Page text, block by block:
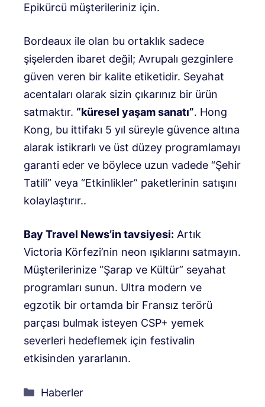
Epikürcü müşterileriniz için.
Bordeaux ile olan bu ortaklık sadece
şişelerden ibaret değil; Avrupalı ​​gezginlere
güven veren bir kalite etiketidir. Seyahat
acentaları olarak sizin çıkarınız bir ürün
satmaktır. “küresel yaşam sanatı”. Hong
Kong, bu ittifakı 5 yıl süreyle güvence altına
alarak istikrarlı ve üst düzey programlamayı
garanti eder ve böylece uzun vadede “Şehir
Tatili” veya “Etkinlikler” paketlerinin satışını
kolaylaştırır..
Bay Travel News’in tavsiyesi: Artık
Victoria Körfezi’nin neon ışıklarını satmayın.
Müşterilerinize “Şarap ve Kültür” seyahat
programları sunun. Ultra modern ve
egzotik bir ortamda bir Fransız terörü
parçası bulmak isteyen CSP+ yemek
severleri hedeflemek için festivalin
etkisinden yararlanın.
Kategoriler
Haberler